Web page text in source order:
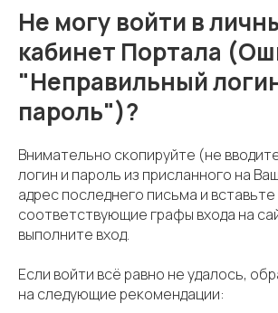
Не могу войти в
кабинет Портала
"Неправильный
пароль")?
Внимательно скопируйте (не
логин и пароль из присланного на
адрес последнего письма и вставьте
соответствующие графы входа на
выполните вход.
Если войти всё равно не удалось,
на следующие рекомендации: